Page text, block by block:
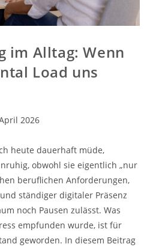
im Alltag: Wenn
Load uns
2026
heute dauerhaft müde,
obwohl sie eigentlich „nur
beruflichen Anforderungen,
ständiger digitaler Präsenz
noch Pausen zulässt. Was
empfunden wurde, ist für
geworden. In diesem Beitrag